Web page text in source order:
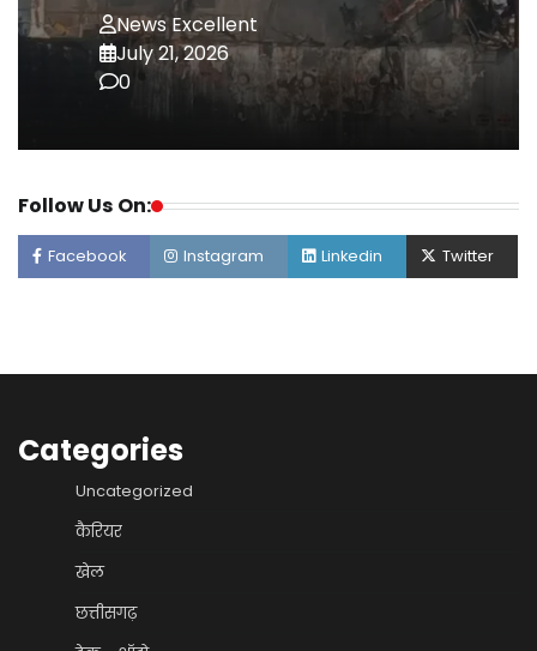
News Excellent
July 21, 2026
0
Follow Us On:
Facebook Instagram Linkedin Twitter
Categories
Uncategorized
कैरियर
खेल
छत्तीसगढ़